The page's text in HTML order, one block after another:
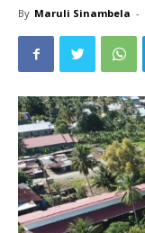
By Maruli Sinambela -